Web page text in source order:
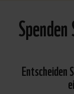
Entscheiden